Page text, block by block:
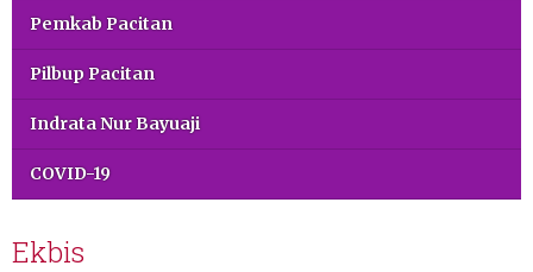
Pemkab Pacitan
Pilbup Pacitan
Indrata Nur Bayuaji
COVID-19
Ekbis